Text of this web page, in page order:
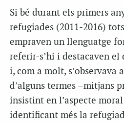
Si bé durant els primers
refugiades (2011-2016)
empraven un llenguatge
referir-s’hi i destacaven el
i, com a molt, s’observava
d’alguns termes –mitjans
insistint en l’aspecte
identificant més la